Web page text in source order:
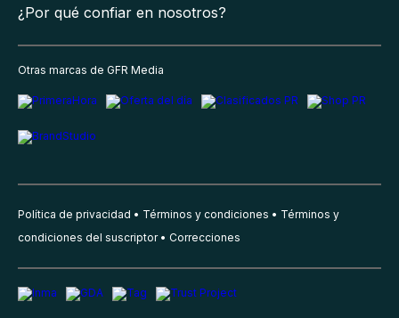
¿Por qué confiar en nosotros?
Otras marcas de GFR Media
Política de privacidad Términos y condiciones
Términos y
condiciones del suscriptor
Correcciones